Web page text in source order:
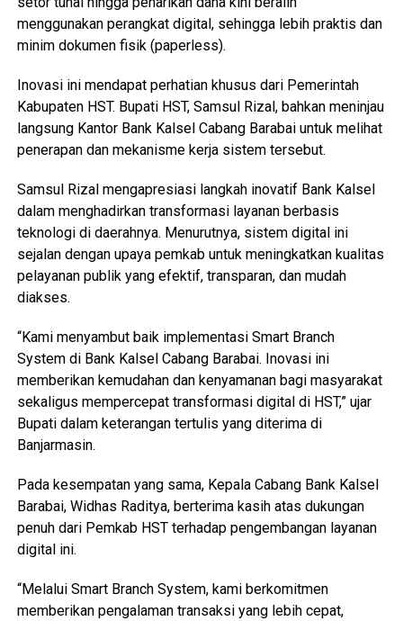
menggunakan perangkat digital, sehingga lebih praktis dan
minim dokumen fisik (paperless).
Inovasi ini mendapat perhatian khusus dari Pemerintah
Kabupaten HST. Bupati HST, Samsul Rizal, bahkan meninjau
langsung Kantor Bank Kalsel Cabang Barabai untuk melihat
penerapan dan mekanisme kerja sistem tersebut.
Samsul Rizal mengapresiasi langkah inovatif Bank Kalsel
dalam menghadirkan transformasi layanan berbasis
teknologi di daerahnya. Menurutnya, sistem digital ini
sejalan dengan upaya pemkab untuk meningkatkan kualitas
pelayanan publik yang efektif, transparan, dan mudah
diakses.
“Kami menyambut baik implementasi Smart Branch
System di Bank Kalsel Cabang Barabai. Inovasi ini
memberikan kemudahan dan kenyamanan bagi masyarakat
sekaligus mempercepat transformasi digital di HST,” ujar
Bupati dalam keterangan tertulis yang diterima di
Banjarmasin.
Pada kesempatan yang sama, Kepala Cabang Bank Kalsel
Barabai, Widhas Raditya, berterima kasih atas dukungan
penuh dari Pemkab HST terhadap pengembangan layanan
digital ini.
“Melalui Smart Branch System, kami berkomitmen
memberikan pengalaman transaksi yang lebih cepat,